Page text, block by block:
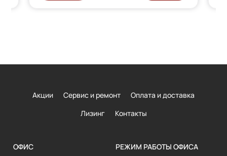
Акции Сервис и ремонт
Оплата и доставка
Лизинг
Контакты
ОФИС
РЕЖИМ РАБОТЫ ОФИСА